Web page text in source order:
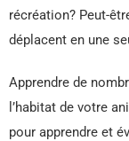
récréation? Peut-
déplacent en une
Apprendre de
l’habitat de votre
pour apprendre et